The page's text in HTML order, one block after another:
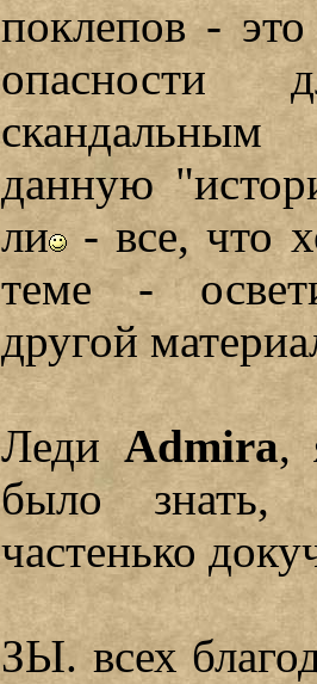
поклепов -
опасности
данную
ли
- все, что
теме -
другой
ЛедиAdmira,
было знать,
частенько
ЗЫ. всех